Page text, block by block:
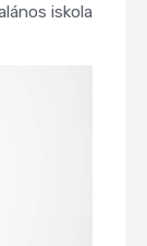
iskola